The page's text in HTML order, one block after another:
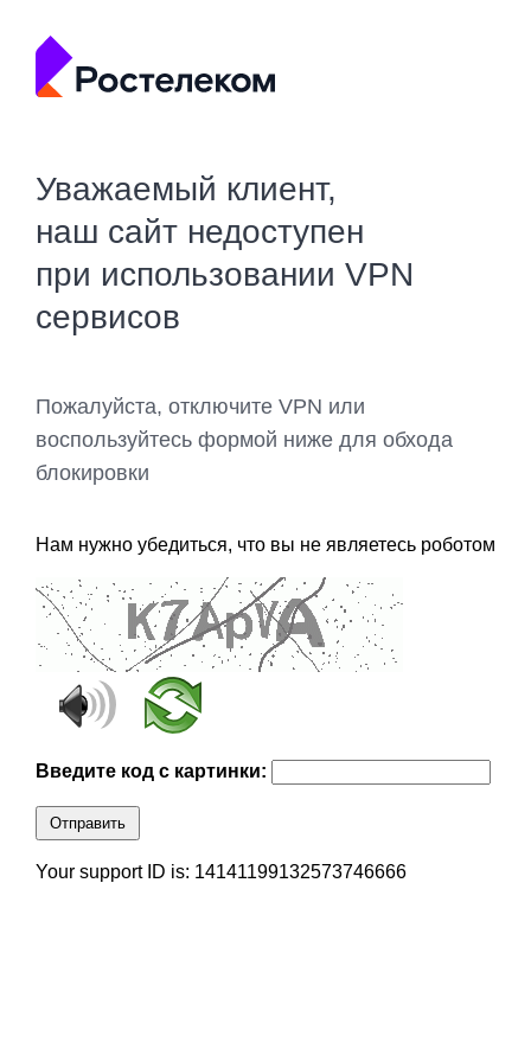
Уважаемый клиент,
наш сайт недоступен
при использовании VPN
сервисов
Пожалуйста, отключите VPN или
воспользуйтесь формой ниже для обхода
блокировки
Нам нужно убедиться, что вы не являетесь роботом
Введите код с картинки:
Отправить
Your support ID is: 14141199132573746666